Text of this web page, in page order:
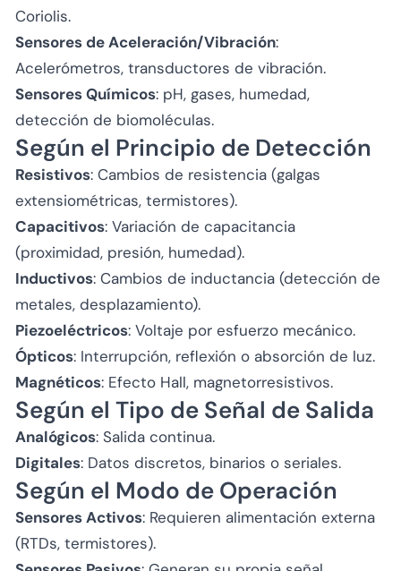
Coriolis.
Sensores de Aceleración/Vibración:
Acelerómetros, transductores de vibración.
Sensores Químicos: pH, gases, humedad,
detección de biomoléculas.
Según el Principio de Detección
Resistivos: Cambios de resistencia (galgas
extensiométricas, termistores).
Capacitivos: Variación de capacitancia
(proximidad, presión, humedad).
Inductivos: Cambios de inductancia (detección de
metales, desplazamiento).
Piezoeléctricos: Voltaje por esfuerzo mecánico.
Ópticos: Interrupción, reflexión o absorción de luz.
Magnéticos: Efecto Hall, magnetorresistivos.
Según el Tipo de Señal de Salida
Analógicos: Salida continua.
Digitales: Datos discretos, binarios o seriales.
Según el Modo de Operación
Sensores Activos: Requieren alimentación externa
(RTDs, termistores).